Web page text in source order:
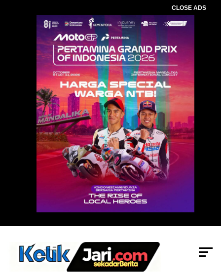
CLOSE ADS